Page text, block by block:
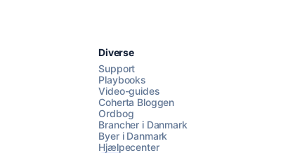
AI Campaign Assist Chat with us
Diverse
Support
Playbooks
Video-guides
Coherta Bloggen
Ordbog
Brancher i Danmark
Byer i Danmark
Hjælpecenter